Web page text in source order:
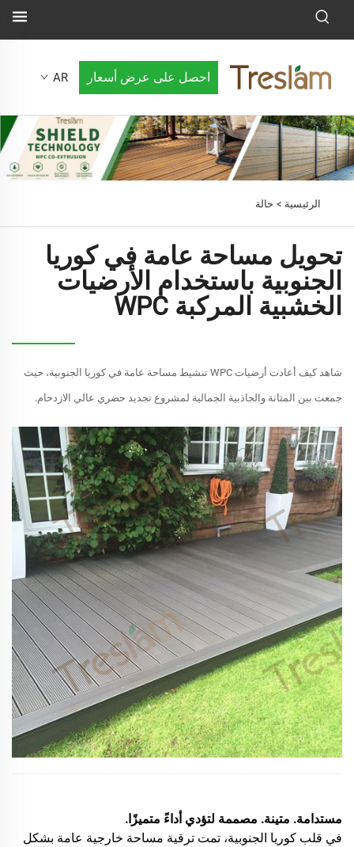
احصل على عرض أسعار AR
الرئيسية > حالة
تحويل مساحة عامة في كوريا
الجنوبية باستخدام الأرضيات
الخشبية المركبة WPC
شاهد كيف أعادت أرضيات WPC تنشيط مساحة عامة في كوريا الجنوبية، حيث
جمعت بين المتانة والجاذبية الجمالية لمشروع تجديد حضري عالي الازدحام.
مستدامة. متينة. مصممة لتؤدي أداءً متميزًا.
في قلب كوريا الجنوبية، تمت ترقية مساحة خارجية عامة بشكل